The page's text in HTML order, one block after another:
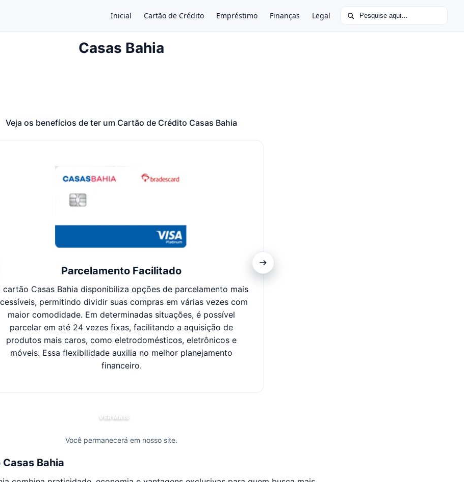
Inicial Cartão de Crédito Empréstimo Finanças Legal Buscar por:
Casas Bahia
Veja os benefícios de ter um Cartão de Crédito Casas Bahia
Parcelamento Facilitado
cartão Casas Bahia disponibiliza opções de parcelamento mais
permitindo dividir suas compras em várias vezes com
maior comodidade. Em determinadas situações, é possível
parcelar em até 24 vezes fixas, facilitando a aquisição de
produtos mais caros, como eletrodomésticos, eletrônicos e
móveis. Essa flexibilidade auxilia no melhor planejamento
financeiro.
VER MAIS
Você permanecerá em nosso site.
Bahia